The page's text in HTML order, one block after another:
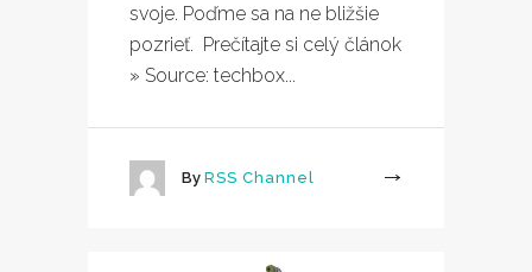
svoje. Poďme sa na ne bližšie
pozrieť. Prečítajte si celý článok
» Source: techbox...
By RSS Channel
More